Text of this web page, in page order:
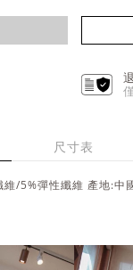
尺寸表
/5%彈性纖維 產地:中